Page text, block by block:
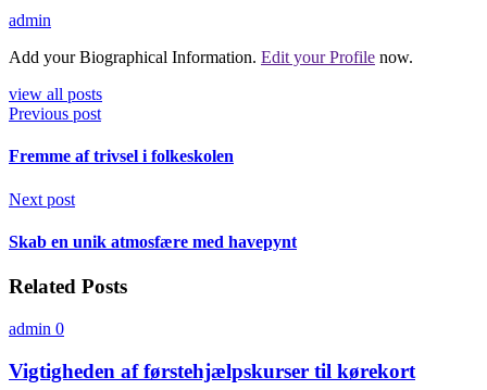
admin
Add your Biographical Information. Edit your Profile now.
view all posts
Previous post
Fremme af trivsel i folkeskolen
Next post
Skab en unik atmosfære med havepynt
Related Posts
admin 0
Vigtigheden af førstehjælpskurser til kørekort